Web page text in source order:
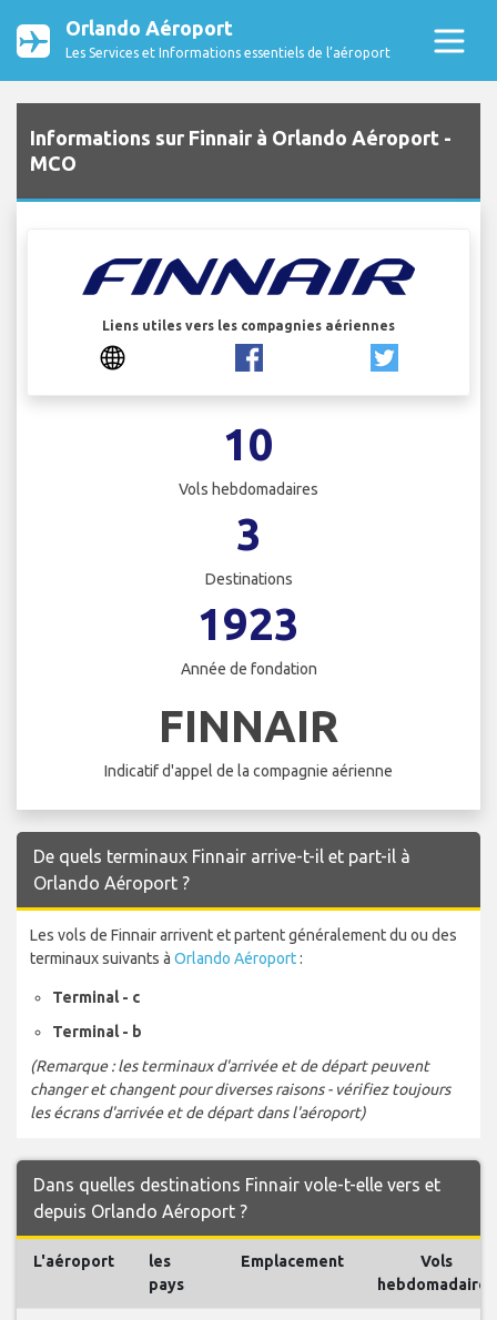
Orlando Aéroport
Les Services et Informations essentiels de l’aéroport
Informations sur Finnair à Orlando Aéroport -
MCO
Liens utiles vers les compagnies aériennes
10
Vols hebdomadaires
3
Destinations
1923
Année de fondation
FINNAIR
Indicatif d'appel de la compagnie aérienne
De quels terminaux Finnair arrive-t-il et part-il à
Orlando Aéroport ?
Les vols de Finnair arrivent et partent généralement du ou des
terminaux suivants à Orlando Aéroport:
Terminal - c
Terminal - b
(Remarque : les terminaux d'arrivée et de départ peuvent
changer et changent pour diverses raisons - vérifiez toujours
les écrans d'arrivée et de départ dans l'aéroport)
Dans quelles destinations Finnair vole-t-elle vers et
depuis Orlando Aéroport ?
L'aéroport
les
pays
Emplacement
Vols
hebdomadaires